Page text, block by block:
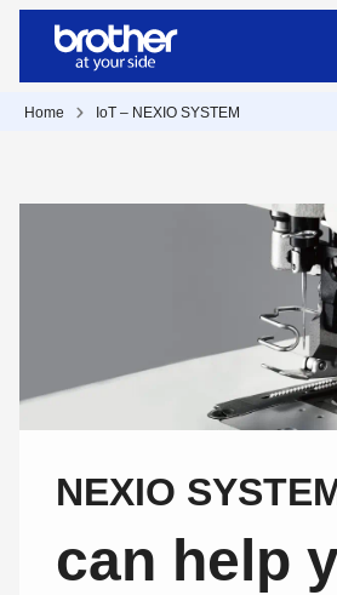
Home IoT – NEXIO SYSTEM
NEXIO
can help